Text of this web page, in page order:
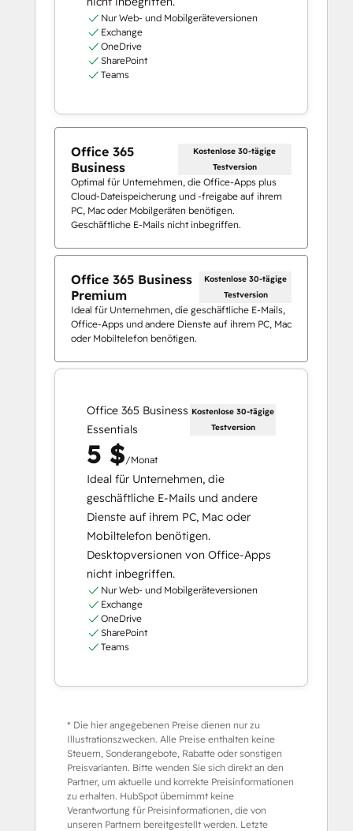
Nur Web- und Mobilgeräteversionen
Exchange
OneDrive
SharePoint
Teams
Office 365
Business
Kostenlose 30-tägige
Testversion
Optimal für Unternehmen, die Office-Apps plus
Cloud-Dateispeicherung und -freigabe auf ihrem
PC, Mac oder Mobilgeräten benötigen.
Geschäftliche E-Mails nicht inbegriffen.
Office 365 Business
Premium
Kostenlose 30-tägige
Testversion
Ideal für Unternehmen, die geschäftliche E-Mails,
Office-Apps und andere Dienste auf ihrem PC, Mac
oder Mobiltelefon benötigen.
Office 365 Business
Essentials
Kostenlose 30-tägige
Testversion
5 $/Monat
Ideal für Unternehmen, die
geschäftliche E-Mails und andere
Dienste auf ihrem PC, Mac oder
Mobiltelefon benötigen.
Desktopversionen von Office-Apps
nicht inbegriffen.
Nur Web- und Mobilgeräteversionen
Exchange
OneDrive
SharePoint
Teams
* Die hier angegebenen Preise dienen nur zu
Illustrationszwecken. Alle Preise enthalten keine
Steuern, Sonderangebote, Rabatte oder sonstigen
Preisvarianten. Bitte wenden Sie sich direkt an den
Partner, um aktuelle und korrekte Preisinformationen
zu erhalten. HubSpot übernimmt keine
Verantwortung für Preisinformationen, die von
unseren Partnern bereitgestellt werden. Letzte